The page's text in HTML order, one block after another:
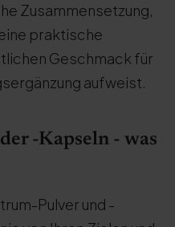
Zusammensetzung,
praktische
Geschmack für
aufweist.
-Kapseln - was
Pulver und -